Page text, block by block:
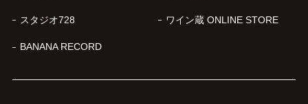
スタジオ728 ワイン蔵 ONLINE STORE
BANANA RECORD